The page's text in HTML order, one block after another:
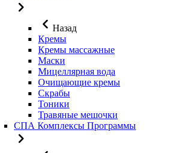
Назад
Кремы
Кремы массажные
Маски
Мицеллярная вода
Очищающие кремы
Скрабы
Тоники
Травяные мешочки
СПА Комплексы Программы